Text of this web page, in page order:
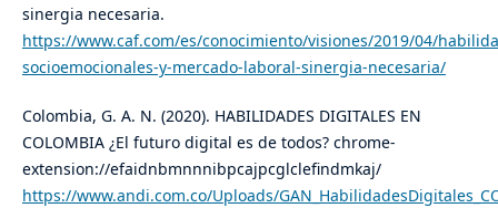
sinergia necesaria.
https://www.caf.com/es/conocimiento/visiones/2019/04/
socioemocionales-y-mercado-laboral-sinergia-necesaria/
Colombia, G. A. N. (2020). HABILIDADES DIGITALES EN
COLOMBIA ¿El futuro digital es de todos? chrome-
extension://efaidnbmnnnibpcajpcglclefindmkaj/
https://www.andi.com.co/Uploads/